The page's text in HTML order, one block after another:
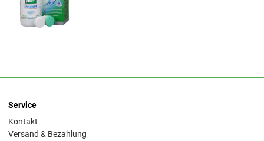
Service
Kontakt
Versand & Bezahlung